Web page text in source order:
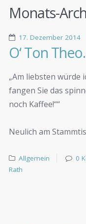
Monats-
17. Dezember 2014
O‘ Ton
„Am liebsten würde
fangen Sie das
noch Kaffee!““
Neulich am
Allgemein 0
Rath